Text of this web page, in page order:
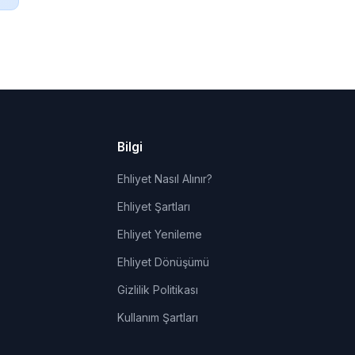
Bilgi
Ehliyet Nasıl Alınır?
Ehliyet Şartları
Ehliyet Yenileme
Ehliyet Dönüşümü
Gizlilik Politikası
Kullanım Şartları